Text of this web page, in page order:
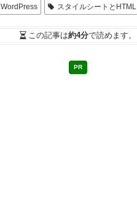
WordPress スタイルシートとHTML
この記事は約4分で読めます。
PR